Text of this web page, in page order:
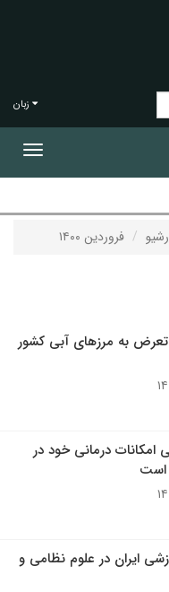
زبان
فروردین ۱۴۰۰
به مرزهای آبی کشور
امکانات درمانی خود در
ایران در علوم نظامی و